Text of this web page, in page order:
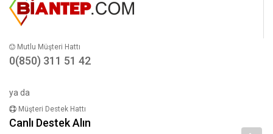
Mutlu Müşteri Hattı
0(850) 311 51 42
ya da
Müşteri Destek Hattı
Canlı Destek Alın